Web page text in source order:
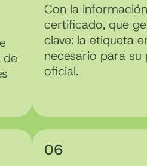
de
Con la
certificado, que
clave: la etiqueta
necesario para
oficial.
06